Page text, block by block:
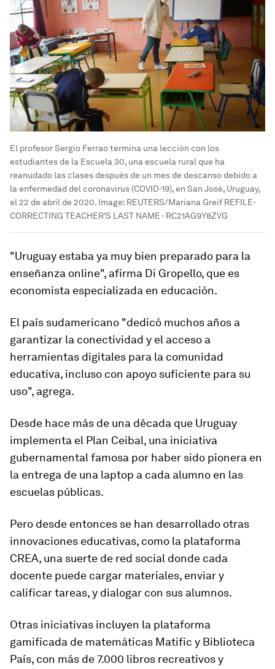
El profesor Sergio Ferrao termina una lección con los
estudiantes de la Escuela 30, una escuela rural que ha
reanudado las clases después de un mes de descanso debido a
la enfermedad del coronavirus (COVID-19), en San José, Uruguay,
el 22 de abril de 2020. Image: REUTERS/Mariana Greif REFILE-
CORRECTING TEACHER'S LAST NAME - RC21AG9Y8ZVG
"Uruguay estaba ya muy bien preparado para la
enseñanza online", afirma Di Gropello, que es
economista especializada en educación.
El país sudamericano "dedicó muchos años a
garantizar la conectividad y el acceso a
herramientas digitales para la comunidad
educativa, incluso con apoyo suficiente para su
uso", agrega.
Desde hace más de una década que Uruguay
implementa el Plan Ceibal, una iniciativa
gubernamental famosa por haber sido pionera en
la entrega de una laptop a cada alumno en las
escuelas públicas.
Pero desde entonces se han desarrollado otras
innovaciones educativas, como la plataforma
CREA, una suerte de red social donde cada
docente puede cargar materiales, enviar y
calificar tareas, y dialogar con sus alumnos.
Otras iniciativas incluyen la plataforma
gamificada de matemáticas Matific y Biblioteca
País, con más de 7.000 libros recreativos y